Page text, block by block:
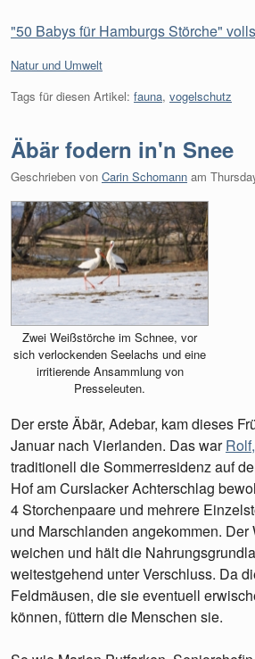
"50 Babys für Hamburgs Störche"
Kategorien:
Natur und Umwelt
Tags für diesen Artikel: fauna, vogelschutz
Äbär fodern in'n Snee
Geschrieben von Carin Schomann am
Zwei Weißstörche im Schnee, vor
sich verlockenden Seelachs und eine
irritierende Ansammlung von
Presseleuten.
Der erste Äbär, Adebar, kam dieses
Januar nach Vierlanden. Das war
traditionell die Sommerresidenz auf
Hof am Curslacker Achterschlag
4 Storchenpaare und mehrere
und Marschlanden angekommen.
weichen und hält die
weitestgehend unter Verschluss. Da
Feldmäusen, die sie eventuell
können, füttern die Menschen sie.